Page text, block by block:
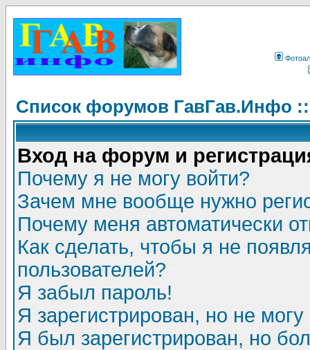
Список форумов ГавГав.Инфо
Вход на форум и
Почему я не могу войти?
Зачем мне вообще нужно
Почему меня автоматически
Как сделать, чтобы я не
пользователей?
Я забыл пароль!
Я зарегистрирован, но не могу
Я был зарегистрирован, но